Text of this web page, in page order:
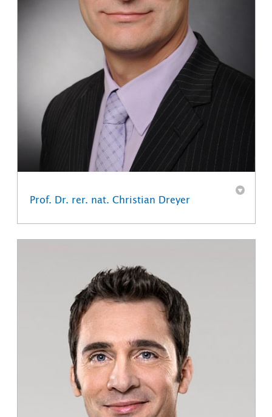
Prof. Dr. rer. nat. Christian Dreyer